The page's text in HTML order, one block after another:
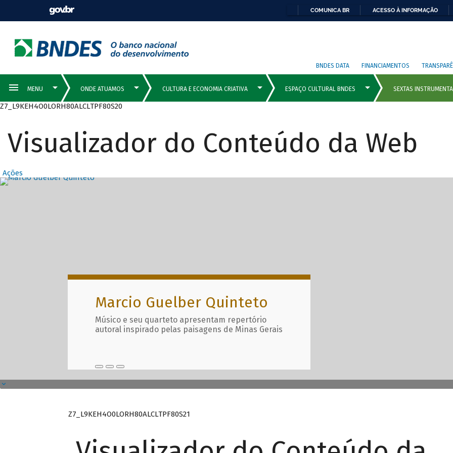
COMUNICA BR ACESSO À INFORMAÇÃO
BNDES DATA FINANCIAMENTOS
Z7_L9KEH4O0LORH80ALCLTPF80S20
Visualizador do Conteúdo da Web
Ações
Destaques Principais com
Marcio Guelber Quinteto
Músico e seu quarteto apresentam repertório
autoral inspirado pelas paisagens de Minas Gerais
Z7_L9KEH4O0LORH80ALCLTPF80S21